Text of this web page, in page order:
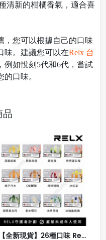
清新的柑橘香氣，適合喜
，您可以根據自己的口味
味。建議您可以在Relx 台
例如悅刻5代和6代，嘗試
口味。
品
【全新現貨】26種口味 Relx悅刻第5代幻影霧化煙彈